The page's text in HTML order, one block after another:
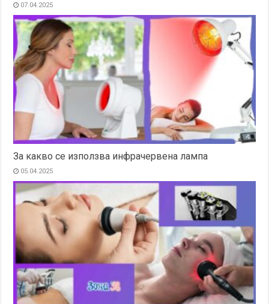
07.04.2025
За какво се използва инфрачервена лампа
05.04.2025